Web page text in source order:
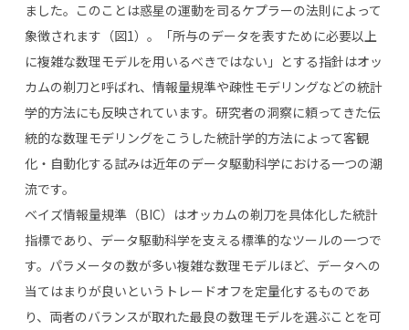
ました。このことは惑星の運動を司るケプラーの法則によって
象徴されます（図1）。「所与のデータを表すために必要以上
に複雑な数理モデルを用いるべきではない」とする指針はオッ
カムの剃刀と呼ばれ、情報量規準や疎性モデリングなどの統計
学的方法にも反映されています。研究者の洞察に頼ってきた伝
統的な数理モデリングをこうした統計学的方法によって客観
化・自動化する試みは近年のデータ駆動科学における一つの潮
流です。
ベイズ情報量規準（BIC）はオッカムの剃刀を具体化した統計
指標であり、データ駆動科学を支える標準的なツールの一つで
す。パラメータの数が多い複雑な数理モデルほど、データへの
当てはまりが良いというトレードオフを定量化するものであ
り、両者のバランスが取れた最良の数理モデルを選ぶことを可